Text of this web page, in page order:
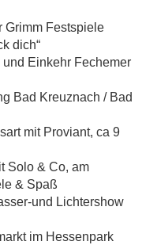
Grimm Festspiele
dich“
Einkehr Fechemer
Bad Kreuznach / Bad
mit Proviant, ca 9
Solo & Co, am
& Spaß
und Lichtershow
im Hessenpark